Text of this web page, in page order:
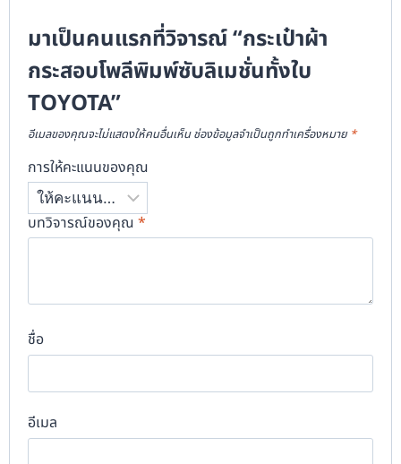
มาเป็นคนแรกที่วิจารณ์ “กระเป๋าผ้า
กระสอบโพลีพิมพ์ซับลิเมชั่นทั้งใบ
TOYOTA”
อีเมลของคุณจะไม่แสดงให้คนอื่นเห็น ช่องข้อมูลจำเป็นถูกทำเครื่องหมาย *
การให้คะแนนของคุณ
บทวิจารณ์ของคุณ *
ชื่อ
อีเมล